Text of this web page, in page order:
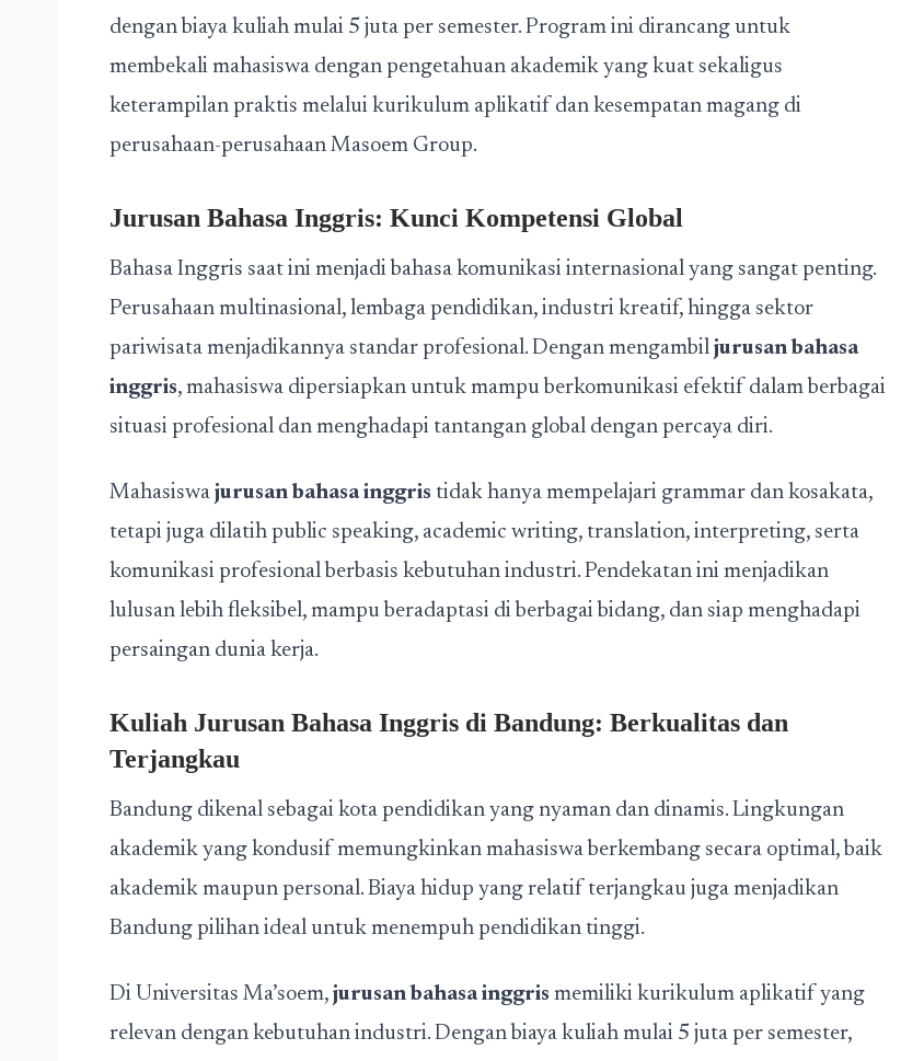
dengan biaya kuliah mulai 5 juta per semester. Program ini dirancang untuk
membekali mahasiswa dengan pengetahuan akademik yang kuat sekaligus
keterampilan praktis melalui kurikulum aplikatif dan kesempatan magang di
perusahaan-perusahaan Masoem Group.
Jurusan Bahasa Inggris: Kunci Kompetensi Global
Bahasa Inggris saat ini menjadi bahasa komunikasi internasional yang sangat penting.
Perusahaan multinasional, lembaga pendidikan, industri kreatif, hingga sektor
pariwisata menjadikannya standar profesional. Dengan mengambil jurusan bahasa
inggris, mahasiswa dipersiapkan untuk mampu berkomunikasi efektif dalam berbagai
situasi profesional dan menghadapi tantangan global dengan percaya diri.
Mahasiswa jurusan bahasa inggris tidak hanya mempelajari grammar dan kosakata,
tetapi juga dilatih public speaking, academic writing, translation, interpreting, serta
komunikasi profesional berbasis kebutuhan industri. Pendekatan ini menjadikan
lulusan lebih fleksibel, mampu beradaptasi di berbagai bidang, dan siap menghadapi
persaingan dunia kerja.
Kuliah Jurusan Bahasa Inggris di Bandung: Berkualitas dan
Terjangkau
Bandung dikenal sebagai kota pendidikan yang nyaman dan dinamis. Lingkungan
akademik yang kondusif memungkinkan mahasiswa berkembang secara optimal, baik
akademik maupun personal. Biaya hidup yang relatif terjangkau juga menjadikan
Bandung pilihan ideal untuk menempuh pendidikan tinggi.
Di Universitas Ma’soem, jurusan bahasa inggris memiliki kurikulum aplikatif yang
relevan dengan kebutuhan industri. Dengan biaya kuliah mulai 5 juta per semester,